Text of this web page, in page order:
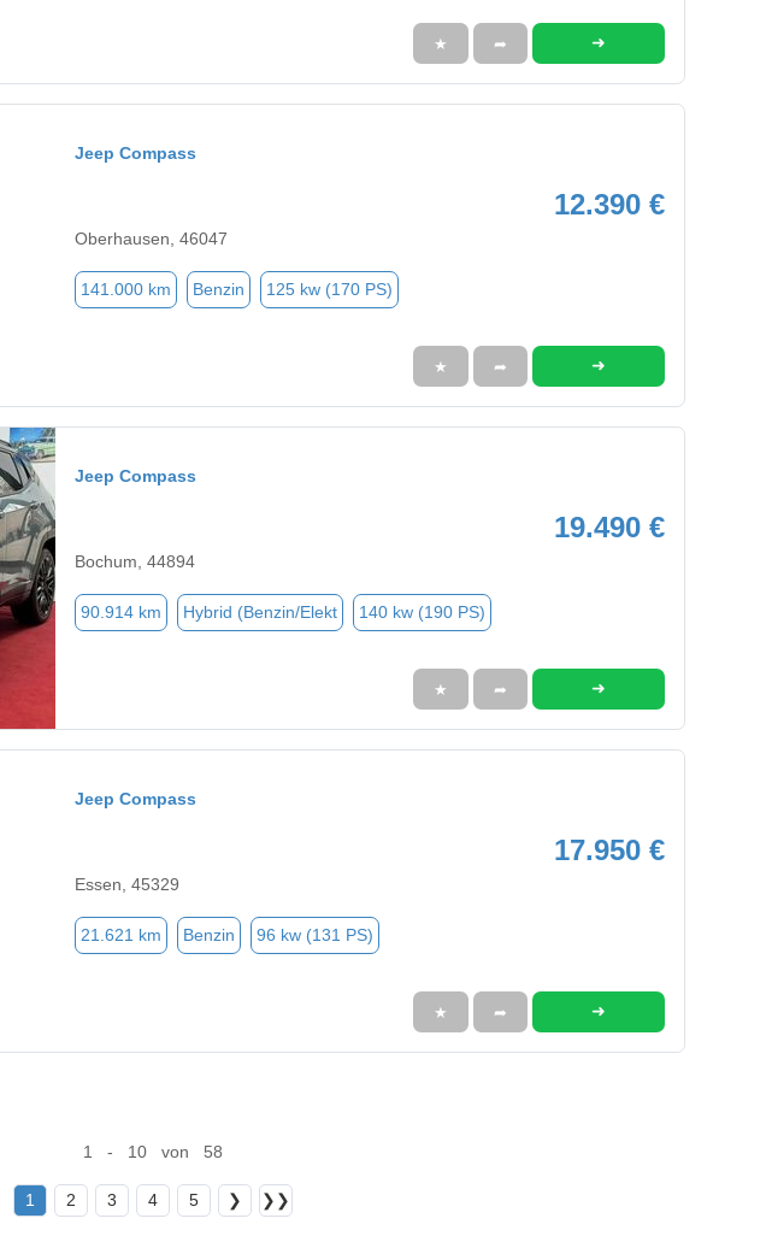
★ ➦ ➜
Jeep Compass
12.390 €
Oberhausen, 46047
141.000 km Benzin 125 kw (170 PS)
★ ➦ ➜
Jeep Compass
19.490 €
Bochum, 44894
90.914 km Hybrid (Benzin/Elekt 140 kw (190 PS)
★ ➦ ➜
Jeep Compass
17.950 €
Essen, 45329
21.621 km Benzin 96 kw (131 PS)
★ ➦ ➜
1 - 10 von 58
1 2 3 4 5 ❯ ❯❯